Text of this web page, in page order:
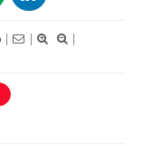
| |
|